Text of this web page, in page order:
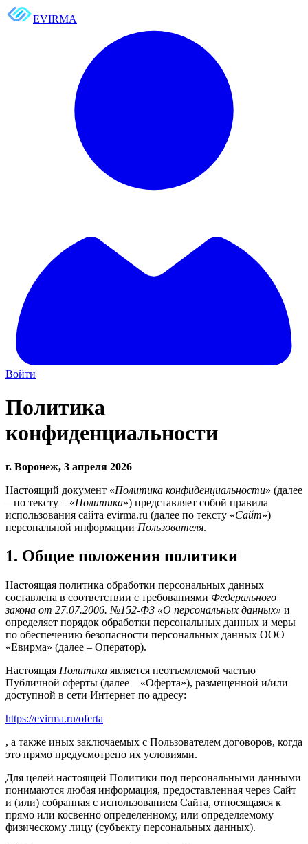
EVIRMA
Войти
Политика
конфиденциальности
г. Воронеж, 3 апреля 2026
Настоящий документ «Политика конфиденциальности» (далее
– по тексту – «Политика») представляет собой правила
использования сайта evirma.ru (далее по тексту «Сайт»)
персональной информации Пользователя.
1. Общие положения политики
Настоящая политика обработки персональных данных
составлена в соответствии с требованиями Федерального
закона от 27.07.2006. №152-ФЗ «О персональных данных» и
определяет порядок обработки персональных данных и меры
по обеспечению безопасности персональных данных ООО
«Евирма» (далее – Оператор).
Настоящая Политика является неотъемлемой частью
Публичной оферты (далее – «Оферта»), размещенной и/или
доступной в сети Интернет по адресу:
https://evirma.ru/oferta
, а также иных заключаемых с Пользователем договоров, когда
это прямо предусмотрено их условиями.
Для целей настоящей Политики под персональными данными
понимаются любая информация, предоставленная через Сайт
и (или) собранная с использованием Сайта, относящаяся к
прямо или косвенно определенному, или определяемому
физическому лицу (субъекту персональных данных).